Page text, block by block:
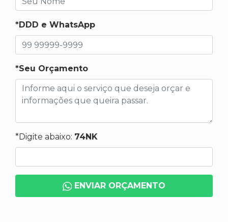
*DDD e WhatsApp
*Seu Orçamento
*Digite abaixo: 74NK
ENVIAR ORÇAMENTO